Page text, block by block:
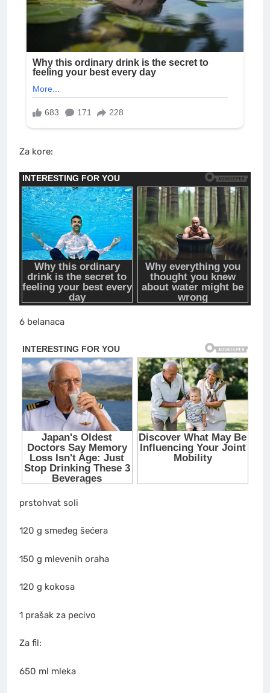
Za kore:
6 belanaca
prstohvat soli
120 g smeđeg šećera
150 g mlevenih oraha
120 g kokosa
1 prašak za pecivo
Za fil:
650 ml mleka